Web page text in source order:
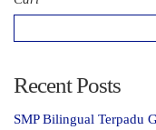
Recent Posts
SMP Bilingual Terpadu